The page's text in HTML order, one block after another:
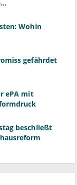
Wohin
gefährdet
ePA mit
beschließt